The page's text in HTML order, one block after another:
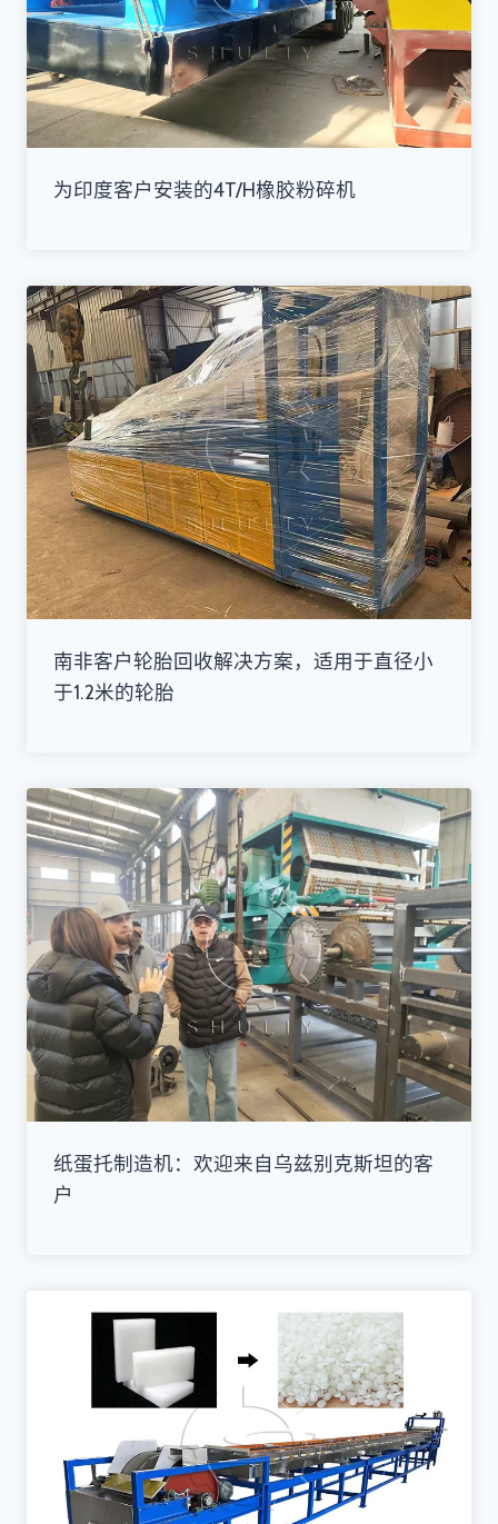
为印度客户安装的4T/H橡胶粉碎机
南非客户轮胎回收解决方案，适用于直径小
于1.2米的轮胎
纸蛋托制造机：欢迎来自乌兹别克斯坦的客
户